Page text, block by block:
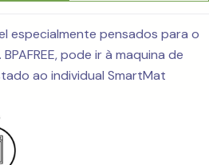
especialmente pensados para o
pode ir à maquina de
ao individual SmartMat